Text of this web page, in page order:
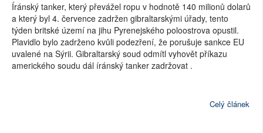
Íránský tanker, který převážel ropu v hodnotě 140 milionů dolarů
a který byl 4. července zadržen gibraltarskými úřady, tento
týden britské území na jihu Pyrenejského poloostrova opustil.
Plavidlo bylo zadrženo kvůli podezření, že porušuje sankce EU
uvalené na Sýrii. Gibraltarský soud odmítl vyhovět příkazu
amerického soudu dál íránský tanker zadržovat .
Celý článek